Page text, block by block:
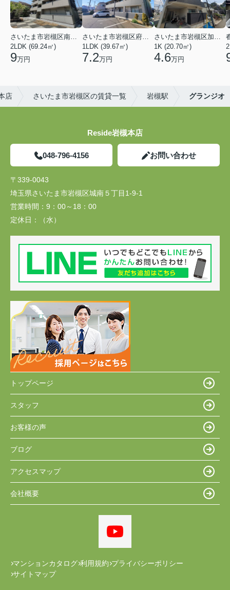
2LDK (69.24㎡)
9万円
1LDK (39.67㎡)
7.2万円
1K (20.70㎡)
4.6万円
店 さいたま市岩槻区の賃貸一覧 岩槻駅 グランジオ
Reside岩槻本店
048-796-4156 お問い合わせ
〒339-0043
埼玉県さいたま市岩槻区城南５丁目1-9-1
営業時間： 9：00～18：00
定休日：
（水）
トップページ
スタッフ
お客様の声
ブログ
アクセスマップ
会社概要
マンションカタログ 利用規約 プライバシーポリシー
サイトマップ